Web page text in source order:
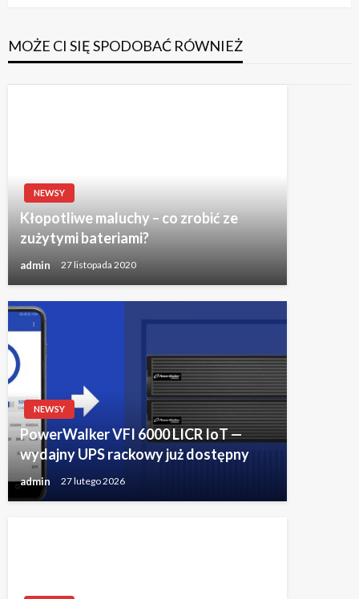
MOŻE CI SIĘ SPODOBAĆ RÓWNIEŻ
NEWSY
Kłopotliwe maluchy – co zrobić ze
zużytymi bateriami?
admin 27 listopada 2020
NEWSY
PowerWalker VFI 6000 LICR IoT —
wydajny UPS rackowy już dostępny
admin 27 lutego 2026